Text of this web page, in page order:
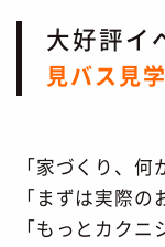
大好評イ
見バス見学
「家づくり、
「まずは実際の
「もっとカクニ